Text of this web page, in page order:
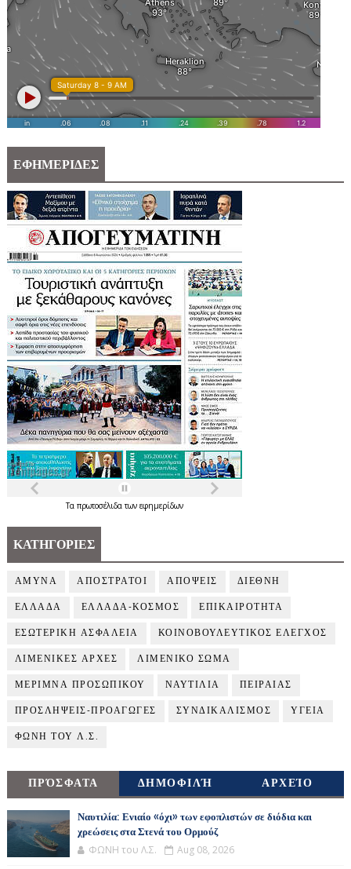
ΕΦΗΜΕΡΙΔΕΣ
Τα πρωτοσέλιδατων εφημερίδων
ΚΑΤΗΓΟΡΙΕΣ
ΑΜΥΝΑ ΑΠΟΣΤΡΑΤΟΙ ΑΠΟΨΕΙΣ ΔΙΕΘΝΗ
ΕΛΛΑΔΑ ΕΛΛΑΔΑ-ΚΟΣΜΟΣ ΕΠΙΚΑΙΡΟΤΗΤΑ
ΕΣΩΤΕΡΙΚΗ ΑΣΦΑΛΕΙΑ ΚΟΙΝΟΒΟΥΛΕΥΤΙΚΟΣ ΕΛΕΓΧΟΣ
ΛΙΜΕΝΙΚΕΣ ΑΡΧΕΣ ΛΙΜΕΝΙΚΟ ΣΩΜΑ
ΜΕΡΙΜΝΑ ΠΡΟΣΩΠΙΚΟΥ ΝΑΥΤΙΛΙΑ ΠΕΙΡΑΙΑΣ
ΠΡΟΣΛΗΨΕΙΣ-ΠΡΟΑΓΩΓΕΣ ΣΥΝΔΙΚΑΛΙΣΜΟΣ ΥΓΕΙΑ
ΦΩΝΗ ΤΟΥ Λ.Σ.
ΠΡΌΣΦΑΤΑ ΔΗΜΟΦΙΛΉ ΑΡΧΕΊΟ
Ναυτιλία: Ενιαίο «όχι» των εφοπλιστών σε διόδια και
χρεώσεις στα Στενά του Ορμούζ
ΦΩΝΗ του Λ.Σ. Aug 08, 2026